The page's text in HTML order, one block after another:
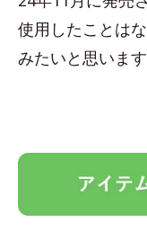
使用したことは
みたいと思います